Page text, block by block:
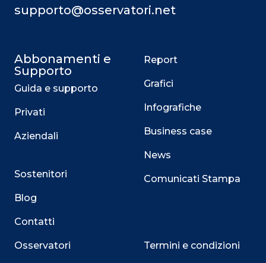
supporto@osservatori.net
Abbonamenti e
Supporto
Guida e supporto
Privati
Aziendali
Sostenitori
Blog
Contatti
Osservatori
Report
Grafici
Infografiche
Business case
News
Comunicati Stampa
Termini e condizioni